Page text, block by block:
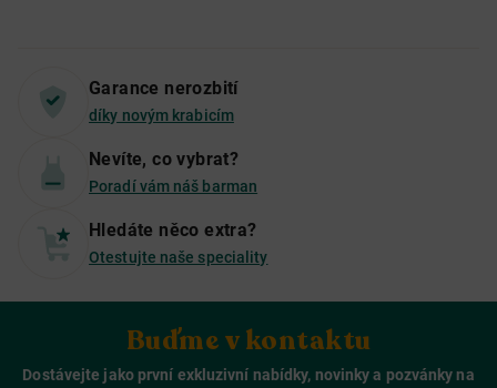
Garance nerozbití
díky novým krabicím
Nevíte, co vybrat?
Poradí vám náš barman
Hledáte něco extra?
Otestujte naše speciality
Buďme v kontaktu
Dostávejte jako první exkluzivní nabídky, novinky a pozvánky na